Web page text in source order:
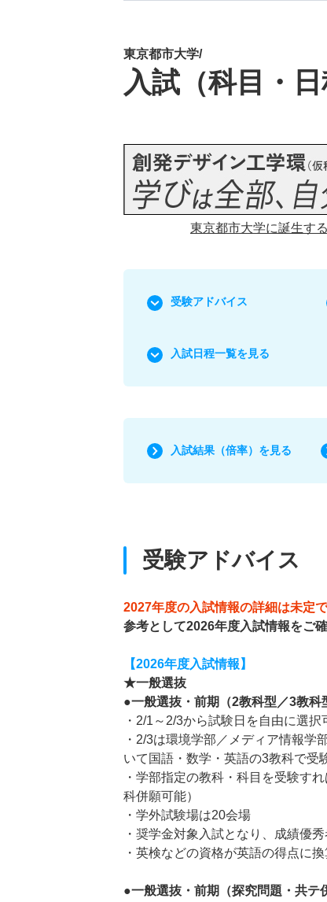
東京都市大学/
入試（科目・日
東京都市大学に誕生す
受験アドバイス
入試日程一覧を見る
入試結果（倍率）を見る
受験アドバイス
2027年度の入試情報の詳細は未定で
参考として2026年度入試情報をご確
【2026年度入試情報】
★一般選抜
●一般選抜・前期（2教科型／3教科
・2/1～2/3から試験日を自由に選
・2/3は環境学部／メディア情報学
いて国語・数学・英語の3教科で受
・学部指定の教科・科目を受験す
科併願可能）
・学外試験場は20会場
・奨学金対象入試となり、成績優
・英検などの資格が英語の得点に
●一般選抜・前期（探究問題・共テ